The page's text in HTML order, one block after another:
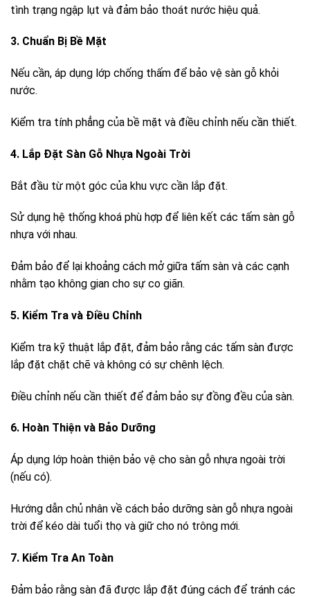
tình trạng ngập lụt và đảm bảo thoát nước hiệu quả.
3. Chuẩn Bị Bề Mặt
Nếu cần, áp dụng lớp chống thấm để bảo vệ sàn gỗ khỏi
nước.
Kiểm tra tính phẳng của bề mặt và điều chỉnh nếu cần thiết.
4. Lắp Đặt Sàn Gỗ Nhựa Ngoài Trời
Bắt đầu từ một góc của khu vực cần lắp đặt.
Sử dụng hệ thống khoá phù hợp để liên kết các tấm sàn gỗ
nhựa với nhau.
Đảm bảo để lại khoảng cách mở giữa tấm sàn và các cạnh
nhằm tạo không gian cho sự co giãn.
5. Kiểm Tra và Điều Chỉnh
Kiểm tra kỹ thuật lắp đặt, đảm bảo rằng các tấm sàn được
lắp đặt chặt chẽ và không có sự chênh lệch.
Điều chỉnh nếu cần thiết để đảm bảo sự đồng đều của sàn.
6. Hoàn Thiện và Bảo Dưỡng
Áp dụng lớp hoàn thiện bảo vệ cho sàn gỗ nhựa ngoài trời
(nếu có).
Hướng dẫn chủ nhân về cách bảo dưỡng sàn gỗ nhựa ngoài
trời để kéo dài tuổi thọ và giữ cho nó trông mới.
7. Kiểm Tra An Toàn
Đảm bảo rằng sàn đã được lắp đặt đúng cách để tránh các